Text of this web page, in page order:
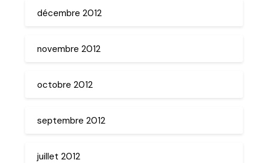
décembre 2012
novembre 2012
octobre 2012
septembre 2012
juillet 2012